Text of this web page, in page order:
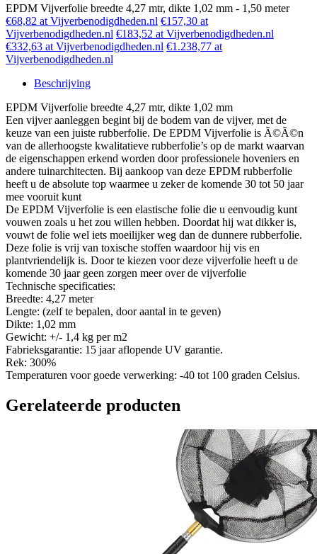
EPDM Vijverfolie breedte 4,27 mtr, dikte 1,02 mm - 1,50 meter
€68,82 at Vijverbenodigdheden.nl €157,30 at
Vijverbenodigdheden.nl €183,52 at Vijverbenodigdheden.nl
€332,63 at Vijverbenodigdheden.nl €1.238,77 at
Vijverbenodigdheden.nl
Beschrijving
EPDM Vijverfolie breedte 4,27 mtr, dikte 1,02 mm
Een vijver aanleggen begint bij de bodem van de vijver, met de
keuze van een juiste rubberfolie. De EPDM Vijverfolie is Ã©Ã©n
van de allerhoogste kwalitatieve rubberfolie’s op de markt waarvan
de eigenschappen erkend worden door professionele hoveniers en
andere tuinarchitecten. Bij aankoop van deze EPDM rubberfolie
heeft u de absolute top waarmee u zeker de komende 30 tot 50 jaar
mee vooruit kunt
De EPDM Vijverfolie is een elastische folie die u eenvoudig kunt
vouwen zoals u het zou willen hebben. Doordat hij wat dikker is,
vouwt de folie wel iets moeilijker weg dan de dunnere rubberfolie.
Deze folie is vrij van toxische stoffen waardoor hij vis en
plantvriendelijk is. Door te kiezen voor deze vijverfolie heeft u de
komende 30 jaar geen zorgen meer over de vijverfolie
Technische specificaties:
Breedte: 4,27 meter
Lengte: (zelf te bepalen, door aantal in te geven)
Dikte: 1,02 mm
Gewicht: +/- 1,4 kg per m2
Fabrieksgarantie: 15 jaar aflopende UV garantie.
Rek: 300%
Temperaturen voor goede verwerking: -40 tot 100 graden Celsius.
Gerelateerde producten